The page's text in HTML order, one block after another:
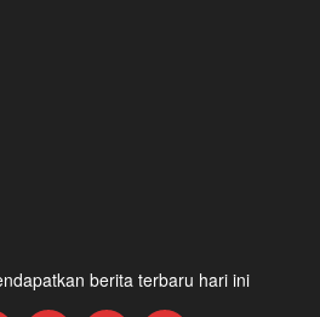
berita terbaru hari ini